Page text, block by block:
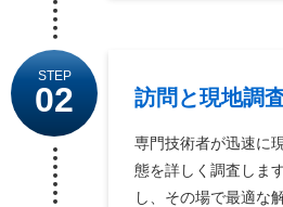
STEP
02 訪問と現地調
専門技術者が迅速に
態を詳しく調査しま
し、その場で最適な